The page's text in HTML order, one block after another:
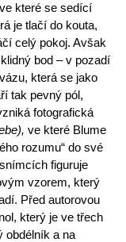
které se sedící
je tlačí do kouta,
celý pokoj. Avšak
bod – v poza­dí
která se jako
tak pevný pól,
fotografická
ve které Blume
ro­zumu“ do své
figuruje
vzorem, který
Před autorovou
který je ve třech
obdélník a na